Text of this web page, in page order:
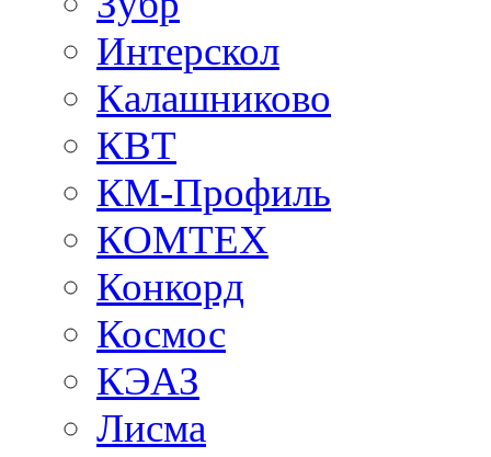
Интерскол
Калашниково
КВТ
КМ-Профиль
КОМТЕХ
Конкорд
Космос
КЭАЗ
Лисма